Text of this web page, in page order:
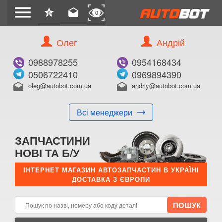
menu star
0 drafts 0
Олег
0988978255
0506722410
drafts oleg@autobot.com.ua
Всі менеджери
Андрій
0954168434
0969894390
drafts andriy@autobot.com.ua
ЗАПЧАСТИНИ
НОВІ ТА Б/У
ІНТЕРНЕТ МАГАЗИН АВТОЗАПЧАСТИН В УКРАЇНІ
ДОСТАВКА З ЄВРОПИ
КУПИТИ
Оригінальний номер:
Примітка:
E-mail:
Телефон: